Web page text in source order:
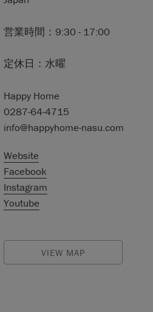
営業時間：9:30 - 17:00
定休日：水曜
Happy Home
0287-64-4715
info@happyhome-nasu.com
Website
Facebook
Instagram
Youtube
VIEW MAP